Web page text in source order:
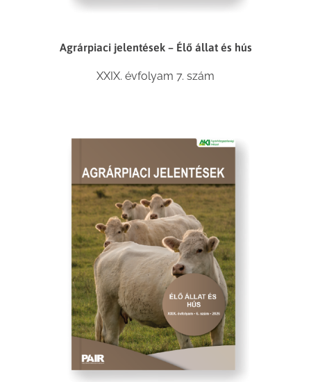
Agrárpiaci jelentések – Élő állat és hús
XXIX. évfolyam 7. szám